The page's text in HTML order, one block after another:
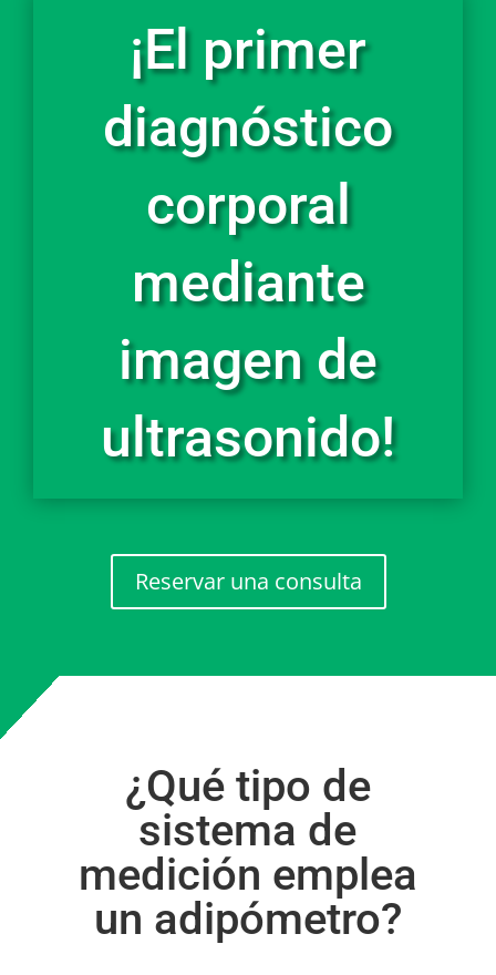
¡El primer
diagnóstico
corporal
mediante
imagen de
ultrasonido!
Reservar una consulta
¿Qué tipo de
sistema de
medición emplea
un adipómetro?